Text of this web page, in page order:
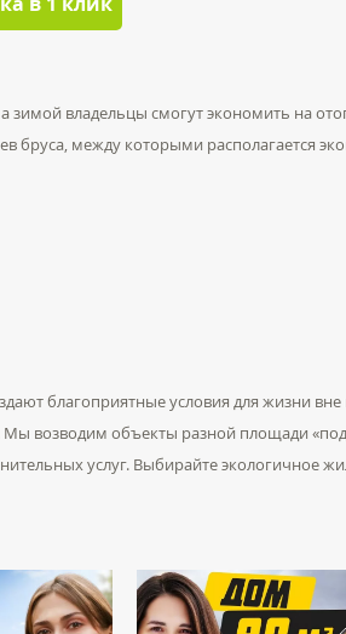
владельцы смогут экономить на
бруса, между которыми располагается
благоприятные условия для жизни
возводим объекты разной площади
услуг. Выбирайте экологичное